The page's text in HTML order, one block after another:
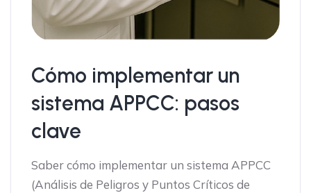
Cómo implementar un
sistema APPCC: pasos
clave
Saber cómo implementar un sistema APPCC
(Análisis de Peligros y Puntos Críticos de